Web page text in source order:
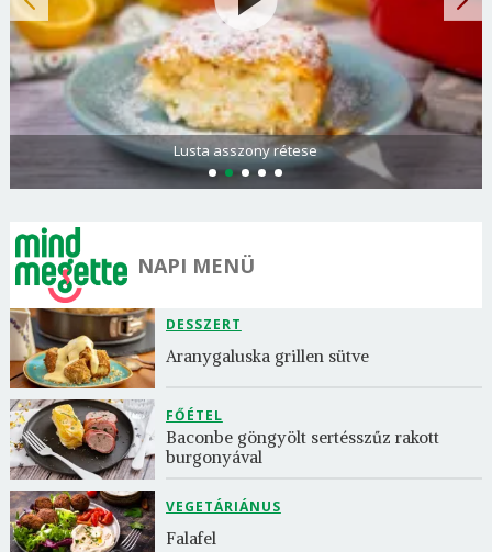
Lusta asszony rétese
NAPI MENÜ
DESSZERT
Aranygaluska grillen sütve
FŐÉTEL
Baconbe göngyölt sertésszűz rakott
burgonyával
VEGETÁRIÁNUS
Falafel